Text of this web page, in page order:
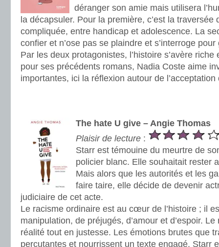
déranger son amie mais utilisera
la décapsuler. Pour la première, c’est la traversée
compliquée, entre handicap et adolescence. La
confier et n’ose pas se plaindre et s’interroge
Par les deux protagonistes, l’histoire s’avère
pour ses précédents romans, Nadia Coste aime
importantes, ici la réflexion autour de l’acceptation
The hate U give – Angie Thomas
Plaisir de lecture :
Starr est témouine du meurtre de
policier blanc. Elle souhaitait rester
Mais alors que les autorités et les
faire taire, elle décide de devenir
judiciaire de cet acte.
Le racisme ordinaire est au cœur de l’histoire ; il
manipulation, de préjugés, d’amour et d’espoir.
réalité tout en justesse. Les émotions brutes que
percutantes et nourrissent un texte engagé. Starr